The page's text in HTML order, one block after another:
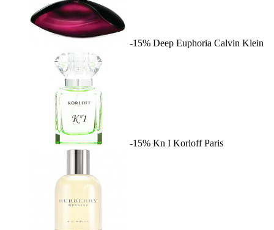
-15% Deep Euphoria Calvin Klein
-15% Kn I Korloff Paris